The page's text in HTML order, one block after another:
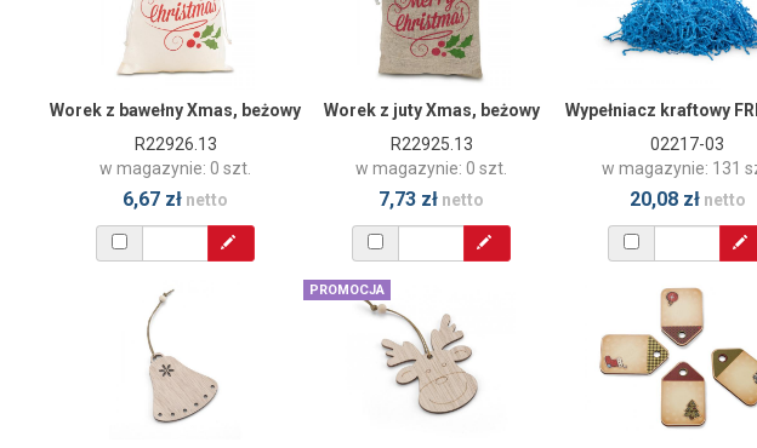
Worek z bawełny Xmas, beżowy
R22926.13
w magazynie: 0 szt.
6,67 zł netto
Worek z juty Xmas, beżowy
R22925.13
w magazynie: 0 szt.
7,73 zł netto
Wypełniacz kraftowy
02217-03
w magazynie: 131
20,08 złnetto
PROMOCJA